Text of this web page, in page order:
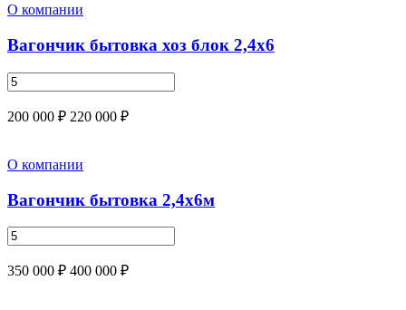
О компании
Вагончик бытовка хоз блок 2,4х6
200 000 ₽ 220 000 ₽
О компании
Вагончик бытовка 2,4х6м
350 000 ₽ 400 000 ₽